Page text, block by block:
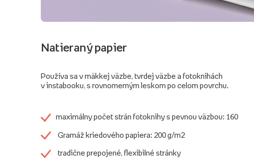
Natieraný papier
Používa sa v mäkkej väzbe, tvrdej väzbe a fotoknihách
v instabooku, s rovnomerným leskom po celom povrchu.
maximálny počet strán fotoknihy s pevnou väzbou: 160
Gramáž kriedového papiera: 200 g/m2
tradične prepojené, flexibilné stránky